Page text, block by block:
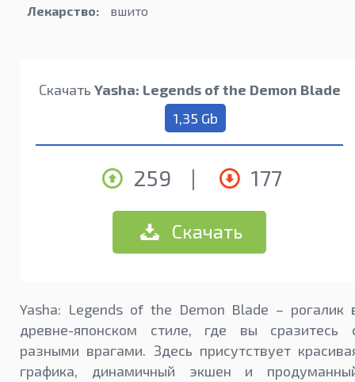
Лекарство: вшито
Скачать Yasha: Legends of the Demon Blade
1,35 Gb
259 | 177
Скачать
Yasha: Legends of the Demon Blade – рогалик
древне-японском стиле, где вы сразитесь
разными врагами. Здесь присутствует
графика, динамичный экшен и